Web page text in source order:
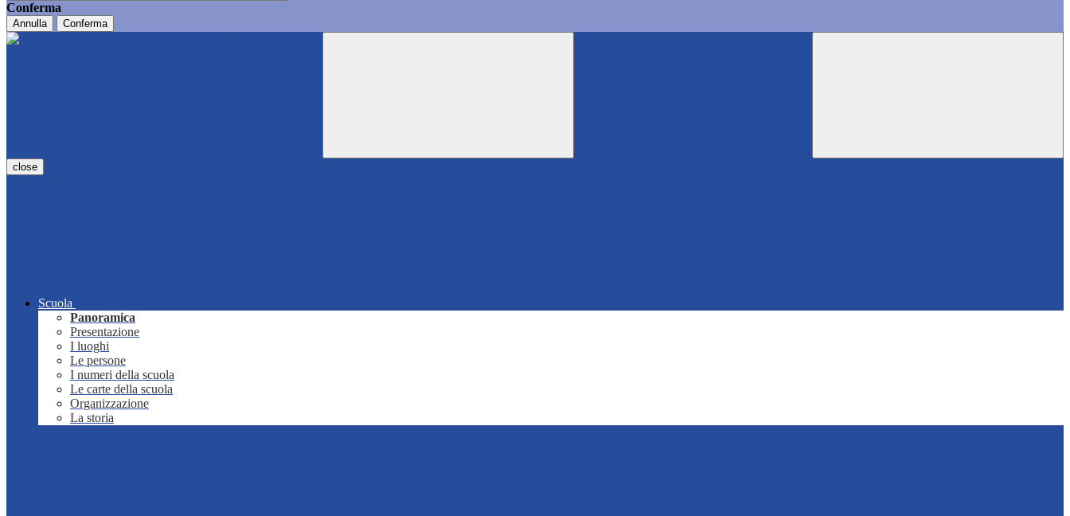
Conferma
Annulla Conferma
close
Scuola
Panoramica
Presentazione
I luoghi
Le persone
I numeri della scuola
Le carte della scuola
Organizzazione
La storia